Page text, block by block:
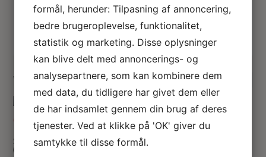
Skriv
hvad
søger
her
Søg
Viser 1 resultat
Sparegris sæt i porcelæn
(2stk)
formål, herunder: Tilpasning af annoncering,
bedre brugeroplevelse, funktionalitet,
statistik og marketing. Disse oplysninger
kan blive delt med annoncerings- og
analysepartnere, som kan kombinere dem
med data, du tidligere har givet dem eller
de har indsamlet gennem din brug af deres
tjenester. Ved at klikke på 'OK' giver du
samtykke til disse formål.